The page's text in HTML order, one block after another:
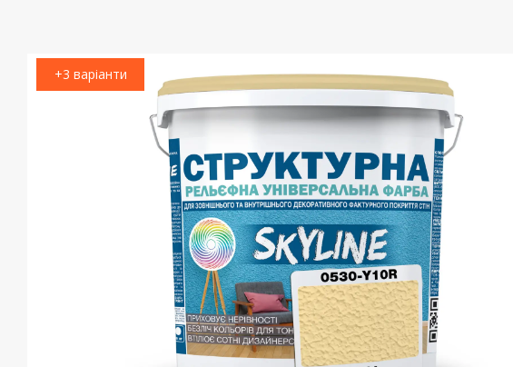
+3 варіанти